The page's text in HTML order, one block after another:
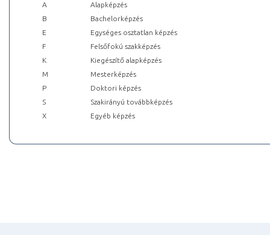
A
Alapképzés
B
Bachelorképzés
E
Egységes osztatlan képzés
F
Felsőfokú szakképzés
K
Kiegészítő alapképzés
M
Mesterképzés
P
Doktori képzés
S
Szakirányú továbbképzés
X
Egyéb képzés